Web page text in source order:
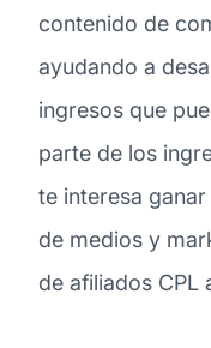
contenido de
ayudando a
ingresos que
parte de los
te interesa
de medios y
de afiliados CPL